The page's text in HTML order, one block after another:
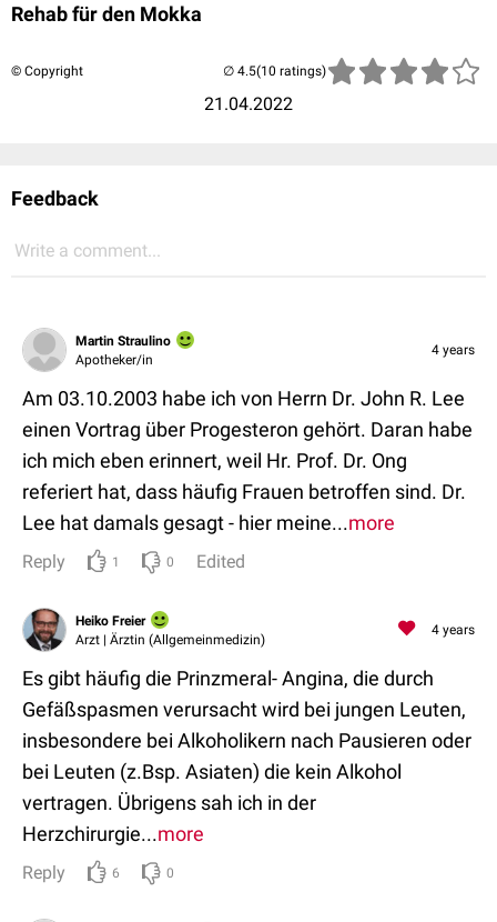
Rehab für den Mokka
© Copyright
21.04.2022
(10 ratings)
Feedback
Write a comment...
Martin Straulino
Apotheker/in
4 years
Am 03.10.2003 habe ich von Herrn Dr. John R. Lee
einen Vortrag über Progesteron gehört. Daran habe
ich mich eben erinnert, weil Hr. Prof. Dr. Ong
referiert hat, dass häufig Frauen betroffen sind. Dr.
Lee hat damals gesagt - hier meine...more
Reply 1 0 Edited
Heiko Freier
Arzt | Ärztin (Allgemeinmedizin)
4 years
Es gibt häufig die Prinzmeral- Angina, die durch
Gefäßspasmen verursacht wird bei jungen Leuten,
insbesondere bei Alkoholikern nach Pausieren oder
bei Leuten (z.Bsp. Asiaten) die kein Alkohol
vertragen. Übrigens sah ich in der
Herzchirurgie...more
Reply 6 0